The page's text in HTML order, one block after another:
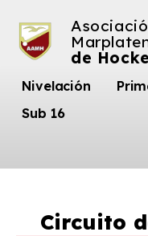
de
Nivelación
Sub 16
Circuito